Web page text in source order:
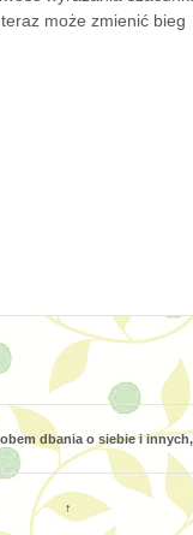
może zmienić bieg
dbania o siebie i
↑